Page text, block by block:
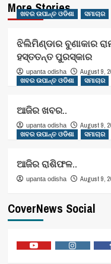
More Stories
ଖବର ଉପାନ୍ତ ଓଡିଶା ସମାଚାର
ଝିଲିମିଣ୍ଡାର ବୁଣାକାର
ହସ୍ତତନ୍ତ ପୁରସ୍କାର
upanta odisha
August 9,
ଖବର ଉପାନ୍ତ ଓଡିଶା
ସମାଚାର
ଆଜିର ଖବର..
upanta odisha
August 9,
ଖବର ଉପାନ୍ତ ଓଡିଶା
ସମାଚାର
ଆଜିର ରାଶିଫଳ..
upanta odisha August 9,
CoverNews Social